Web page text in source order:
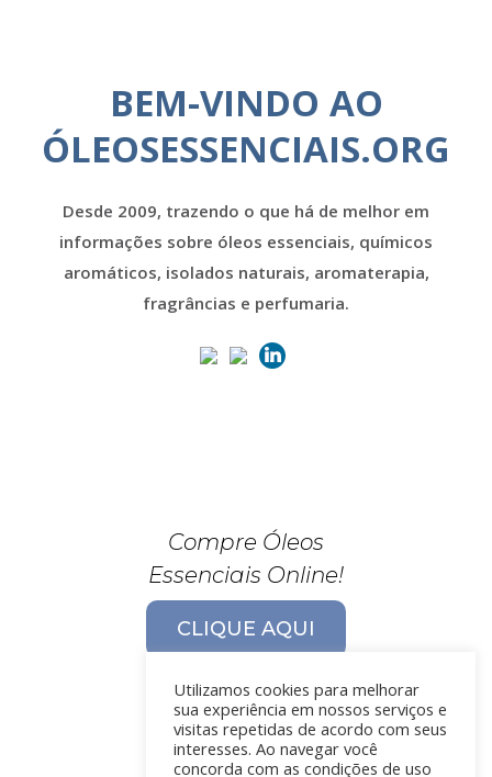
BEM-VINDO AO
ÓLEOSESSENCIAIS.ORG
Desde 2009, trazendo o que há de melhor em
informações sobre óleos essenciais, químicos
aromáticos, isolados naturais, aromaterapia,
fragrâncias e perfumaria.
Compre Óleos
Essenciais Online!
CLIQUE AQUI
Utilizamos cookies para melhorar
sua experiência em nossos serviços e
visitas repetidas de acordo com seus
interesses. Ao navegar você
concorda com as condições de uso